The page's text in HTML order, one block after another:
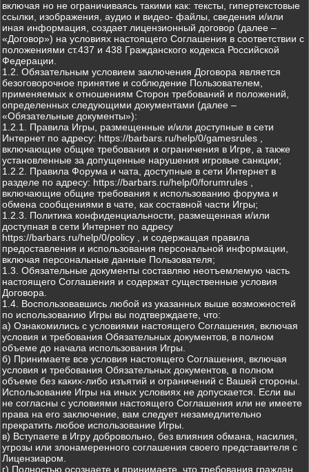
включая но не ограничиваясь такими как: тексты, гипертекстовые
ссылки, изображения, аудио и видео- файлы, сведения и/или
иная информация, создает лицензионный договор (далее –
«Договор») на условиях настоящего Соглашения в соответствии с
положениями ст.437 и 438 Гражданского кодекса Российской
Федерации.
1.2. Обязательным условием заключения Договора является
безоговорочное принятие и соблюдение Пользователем,
применяемых к отношениям Сторон требований и положений,
определенных следующими документами (далее –
«Обязательные документы»):
1.2.1. Правила Игры, размещенные и/или доступные в сети
Интернет по адресу: https://barbars.ru/help/0/gamesrules ,
включающие общие требования и ограничения в Игре, а также
установленные за допущенные нарушения игровые санкции;
1.2.2. Правила Форума и чата, доступные в сети Интернет в
разделе по адресу: https://barbars.ru/help/0/forumrules ,
включающие общие требования к использованию форума и
обмена сообщениями в чате, как составной части Игры;
1.2.3. Политика конфиденциальности, размещенная и/или
доступная в сети Интернет по адресу
https://barbars.ru/help/0/policy , и содержащая правила
предоставления и использования персональной информации,
включая персональные данные Пользователя;
1.3. Обязательные документы составляю неотъемлемую часть
настоящего Соглашения и содержат существенные условия
Договора.
1.4. Воспользовавшись любой из указанных выше возможностей
по использованию Игры вы подтверждаете, что:
а) Ознакомились с условиями настоящего Соглашения, включая
условия и требования Обязательных документов, в полном
объеме до начала использования Игры.
б) Принимаете все условия настоящего Соглашения, включая
условия и требования Обязательных документов, в полном
объеме без каких-либо изъятий и ограничений с Вашей стороны.
Использование Игры на иных условиях не допускается. Если вы
не согласны с условиями настоящего Соглашения или не имеете
права на его заключение, вам следует незамедлительно
прекратить любое использование Игры.
в) Вступаете в Игру добровольно, без влияния обмана, насилия,
угрозы или злонамеренного соглашения своего представителя с
Лицензиаром.
г) Полностью осознаете и принимаете, что требования граждан,